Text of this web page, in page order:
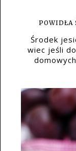
POWIDŁA
Środek
wiec jeśli